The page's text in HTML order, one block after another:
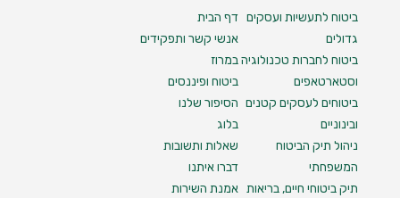
ביטוח לתעשיות ועסקים
גדולים
ביטוח לחברות טכנולוגיה
וסטארטאפים
ביטוחים לעסקים קטנים
ובינוניים
ניהול תיק הביטוח
המשפחתי
תיק ביטוחי חיים, בריאות
דף הבית
אנשי קשר ותפקידים
במרוז
ביטוח ופיננסים
הסיפור שלנו
בלוג
שאלות ותשובות
דברו איתנו
אמנת השירות